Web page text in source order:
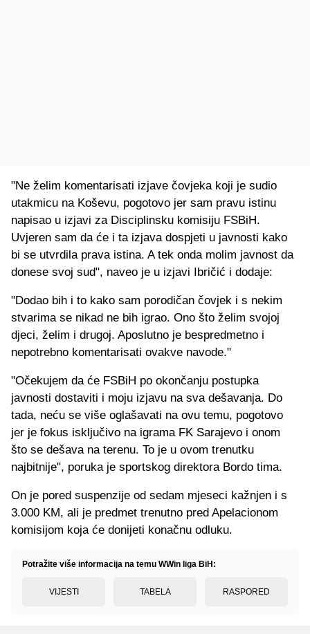
"Ne želim komentarisati izjave čovjeka koji je sudio
utakmicu na Koševu, pogotovo jer sam pravu istinu
napisao u izjavi za Disciplinsku komisiju FSBiH.
Uvjeren sam da će i ta izjava dospjeti u javnosti kako
bi se utvrdila prava istina. A tek onda molim javnost da
donese svoj sud", naveo je u izjavi Ibričić i dodaje:
"Dodao bih i to kako sam porodičan čovjek i s nekim
stvarima se nikad ne bih igrao. Ono što želim svojoj
djeci, želim i drugoj. Aposlutno je bespredmetno i
nepotrebno komentarisati ovakve navode."
"Očekujem da će FSBiH po okončanju postupka
javnosti dostaviti i moju izjavu na sva dešavanja. Do
tada, neću se više oglašavati na ovu temu, pogotovo
jer je fokus isključivo na igrama FK Sarajevo i onom
što se dešava na terenu. To je u ovom trenutku
najbitnije", poruka je sportskog direktora Bordo tima.
On je pored suspenzije od sedam mjeseci kažnjen i s
3.000 KM, ali je predmet trenutno pred Apelacionom
komisijom koja će donijeti konačnu odluku.
Potražite više informacija na temu WWin liga BiH:
VIJESTI TABELA RASPORED